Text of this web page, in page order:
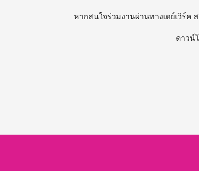
หากสนใจร่วมงานผ่านทางเดย์เวิร์ค
ดาวน์